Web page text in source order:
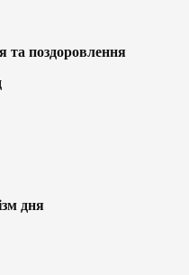
та поздоровлення
дня